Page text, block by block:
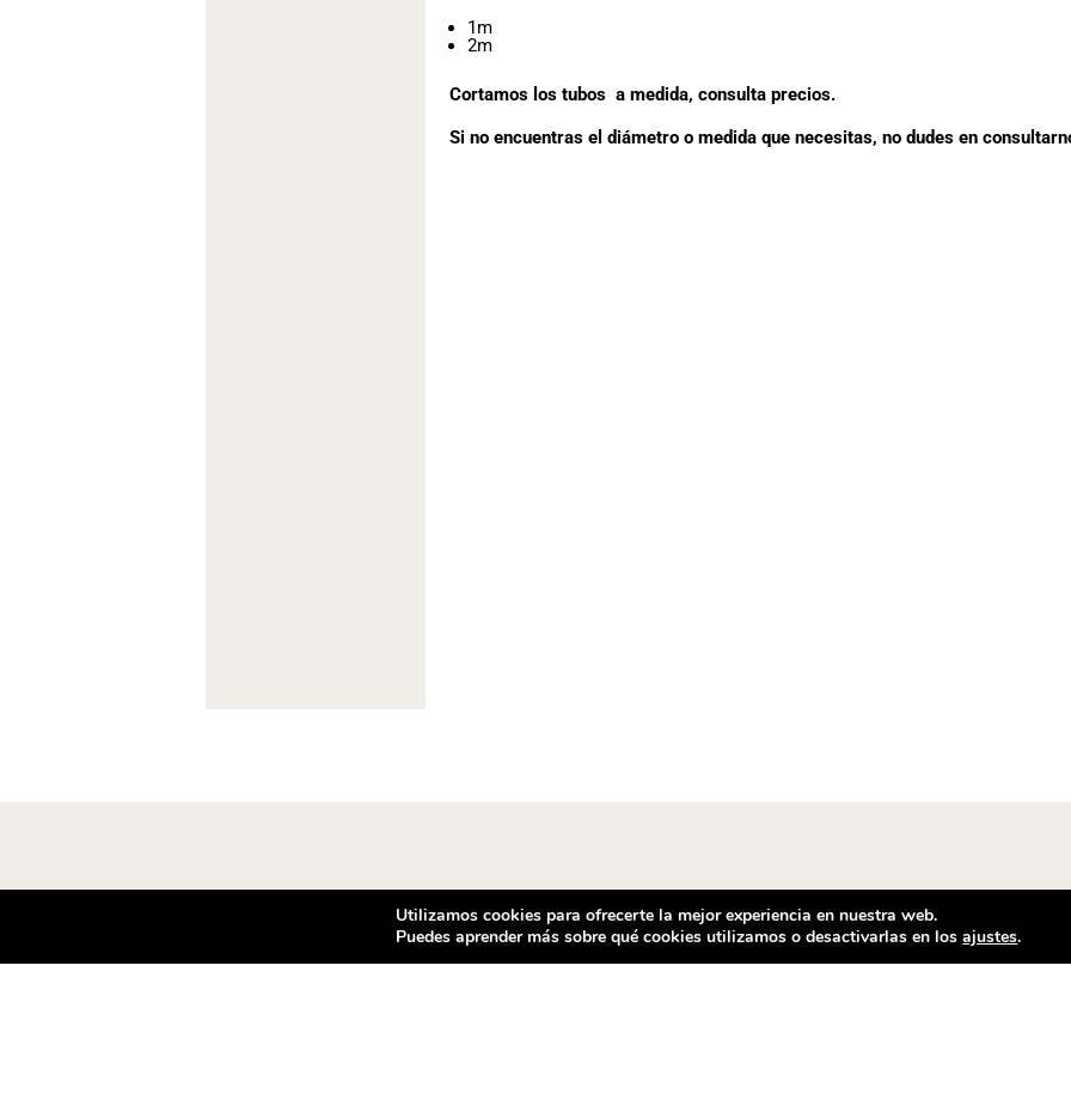
1m
2m
Cortamos los tubos a medida, consulta precios.
Si no encuentras el diámetro o medida que necesitas, no dudes en
Utilizamos cookies para ofrecerte la mejor experiencia en nuestra web.
Puedes aprender más sobre qué cookies utilizamos o desactivarlas en losajustes.